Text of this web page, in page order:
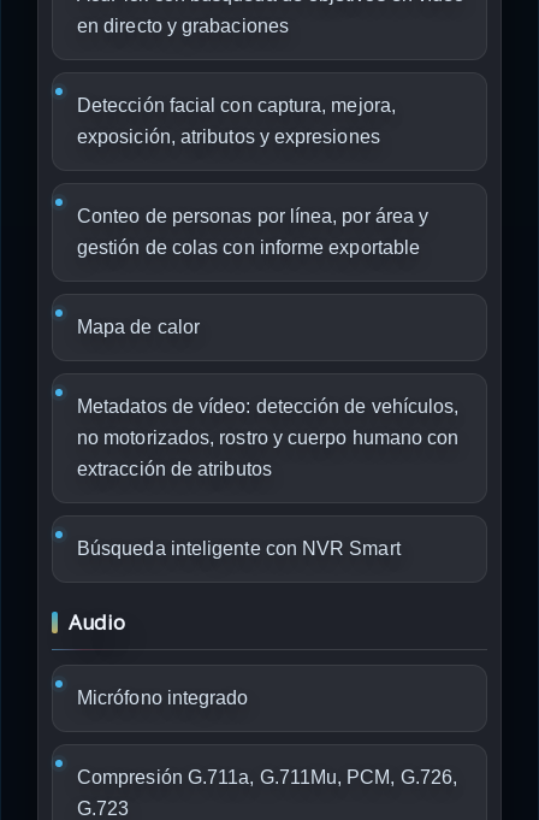
en directo y grabaciones
Detección facial con captura, mejora,
exposición, atributos y expresiones
Conteo de personas por línea, por área y
gestión de colas con informe exportable
Mapa de calor
Metadatos de vídeo: detección de vehículos,
no motorizados, rostro y cuerpo humano con
extracción de atributos
Búsqueda inteligente con NVR Smart
Audio
Micrófono integrado
Compresión G.711a, G.711Mu, PCM, G.726,
G.723